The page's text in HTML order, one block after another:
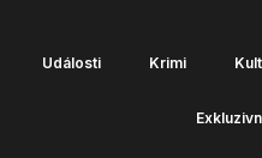
Události Krimi